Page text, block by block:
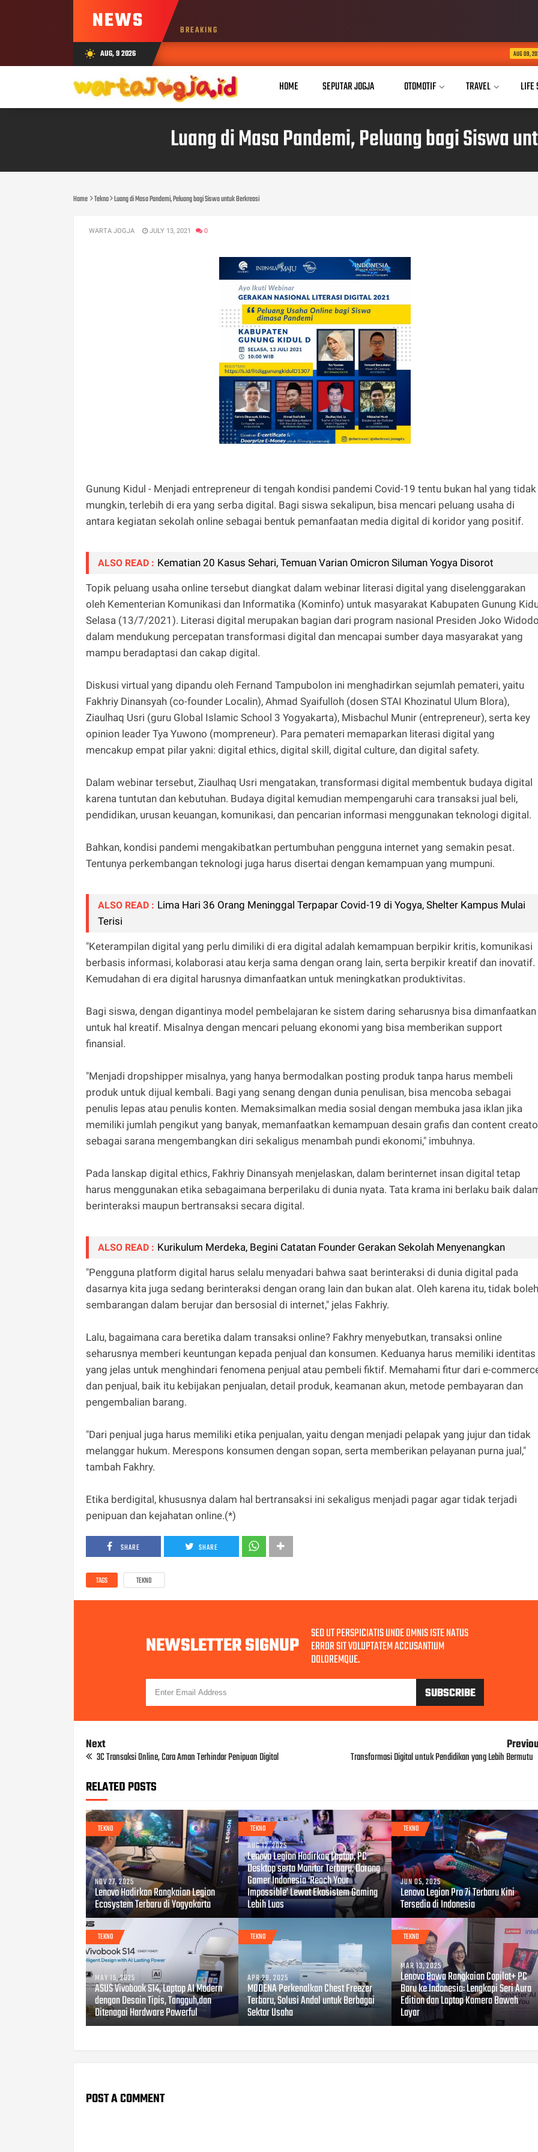
NEWS BREAKING
wb_sunny AUG, 9 2026 Membaca Jeda
HOME SEPUTAR JOGJA OTOMOTIF TRAVEL LIFE
Luang di Masa Pandemi, Peluang bagi Siswa
Home Tekno Luang di Masa Pandemi, Peluang bagi Siswa untuk Berkreasi
WARTA JOGJA JULY 13, 2021 0
Gunung Kidul - Menjadi entrepreneur di tengah kondisi pandemi Covid-19 tentu bukan hal yang tidak
mungkin, terlebih di era yang serba digital. Bagi siswa sekalipun, bisa mencari peluang usaha di
antara kegiatan sekolah online sebagai bentuk pemanfaatan media digital di koridor yang positif.
ALSO READ : Kematian 20 Kasus Sehari, Temuan Varian Omicron Siluman Yogya Disorot
Topik peluang usaha online tersebut diangkat dalam webinar literasi digital yang diselenggarakan
oleh Kementerian Komunikasi dan Informatika (Kominfo) untuk masyarakat Kabupaten Gunung
Selasa (13/7/2021). Literasi digital merupakan bagian dari program nasional Presiden Joko
dalam mendukung percepatan transformasi digital dan mencapai sumber daya masyarakat yang
mampu beradaptasi dan cakap digital.
Diskusi virtual yang dipandu oleh Fernand Tampubolon ini menghadirkan sejumlah pemateri, yaitu
Fakhriy Dinansyah (co-founder Localin), Ahmad Syaifulloh (dosen STAI Khozinatul Ulum Blora),
Ziaulhaq Usri (guru Global Islamic School 3 Yogyakarta), Misbachul Munir (entrepreneur), serta key
opinion leader Tya Yuwono (mompreneur). Para pemateri memaparkan literasi digital yang
mencakup empat pilar yakni: digital ethics, digital skill, digital culture, dan digital safety.
Dalam webinar tersebut, Ziaulhaq Usri mengatakan, transformasi digital membentuk budaya digital
karena tuntutan dan kebutuhan. Budaya digital kemudian mempengaruhi cara transaksi jual beli,
pendidikan, urusan keuangan, komunikasi, dan pencarian informasi menggunakan teknologi digital.
Bahkan, kondisi pandemi mengakibatkan pertumbuhan pengguna internet yang semakin pesat.
Tentunya perkembangan teknologi juga harus disertai dengan kemampuan yang mumpuni.
ALSO READ : Lima Hari 36 Orang Meninggal Terpapar Covid-19 di Yogya, Shelter Kampus Mulai
Terisi
"Keterampilan digital yang perlu dimiliki di era digital adalah kemampuan berpikir kritis, komunikasi
berbasis informasi, kolaborasi atau kerja sama dengan orang lain, serta berpikir kreatif dan inovatif.
Kemudahan di era digital harusnya dimanfaatkan untuk meningkatkan produktivitas.
Bagi siswa, dengan digantinya model pembelajaran ke sistem daring seharusnya bisa dimanfaatkan
untuk hal kreatif. Misalnya dengan mencari peluang ekonomi yang bisa memberikan support
finansial.
"Menjadi dropshipper misalnya, yang hanya bermodalkan posting produk tanpa harus membeli
produk untuk dijual kembali. Bagi yang senang dengan dunia penulisan, bisa mencoba sebagai
penulis lepas atau penulis konten. Memaksimalkan media sosial dengan membuka jasa iklan jika
memiliki jumlah pengikut yang banyak, memanfaatkan kemampuan desain grafis dan content
sebagai sarana mengembangkan diri sekaligus menambah pundi ekonomi," imbuhnya.
Pada lanskap digital ethics, Fakhriy Dinansyah menjelaskan, dalam berinternet insan digital tetap
harus menggunakan etika sebagaimana berperilaku di dunia nyata. Tata krama ini berlaku baik
berinteraksi maupun bertransaksi secara digital.
ALSO READ : Kurikulum Merdeka, Begini Catatan Founder Gerakan Sekolah Menyenangkan
"Pengguna platform digital harus selalu menyadari bahwa saat berinteraksi di dunia digital pada
dasarnya kita juga sedang berinteraksi dengan orang lain dan bukan alat. Oleh karena itu, tidak boleh
sembarangan dalam berujar dan bersosial di internet," jelas Fakhriy.
Lalu, bagaimana cara beretika dalam transaksi online? Fakhry menyebutkan, transaksi online
seharusnya memberi keuntungan kepada penjual dan konsumen. Keduanya harus memiliki identitas
yang jelas untuk menghindari fenomena penjual atau pembeli fiktif. Memahami fitur dari e-
dan penjual, baik itu kebijakan penjualan, detail produk, keamanan akun, metode pembayaran dan
pengembalian barang.
"Dari penjual juga harus memiliki etika penjualan, yaitu dengan menjadi pelapak yang jujur dan tidak
melanggar hukum. Merespons konsumen dengan sopan, serta memberikan pelayanan purna jual,"
tambah Fakhry.
Etika berdigital, khususnya dalam hal bertransaksi ini sekaligus menjadi pagar agar tidak terjadi
penipuan dan kejahatan online.(*)
SHARE SHARE
TAGS TEKNO
NEWSLETTER SIGNUP SED UT PERSPICIATIS UNDE OMNIS ISTE NATUS
ERROR SIT VOLUPTATEM ACCUSANTIUM
DOLOREMQUE.
Next
3C Transaksi Online, Cara Aman Terhindar Penipuan Digital Transformasi Digital untuk Pendidikan yang Lebih Bermutu
RELATED POSTS
TEKNO
NOV 27, 2025
Lenovo Hadirkan Rangkaian Legion
Ecosystem Terbaru di Yogyakarta
TEKNO
AUG 12, 2025
Lenovo Legion Hadirkan Laptop, PC
Desktop serta Monitor Terbaru, Dorong
Gamer Indonesia ‘Reach Your
Impossible’ Lewat Ekosistem Gaming
Lebih Luas
TEKNO
JUN 05, 2025
Lenovo Legion Pro 7i Terbaru Kini
Tersedia di Indonesia
TEKNO
MAY 15, 2025
ASUS Vivobook S14, Laptop AI Modern
dengan Desain Tipis, Tangguh,dan
Ditenagai Hardware Powerful
TEKNO
APR 28, 2025
MODENA Perkenalkan Chest Freezer
Terbaru, Solusi Andal untuk Berbagai
Sektor Usaha
TEKNO
MAR 13, 2025
Lenovo Bawa Rangkaian Copilot+ PC
Baru ke Indonesia: Lengkapi Seri Aura
Edition dan Laptop Kamera Bawah
Layar
POST A COMMENT